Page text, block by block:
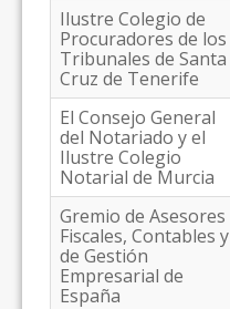
Ilustre Colegio de
Procuradores de los
Tribunales de Santa
Cruz de Tenerife
El Consejo General
del Notariado y el
Ilustre Colegio
Notarial de Murcia
Gremio de Asesores
Fiscales, Contables y
de Gestión
Empresarial de
España